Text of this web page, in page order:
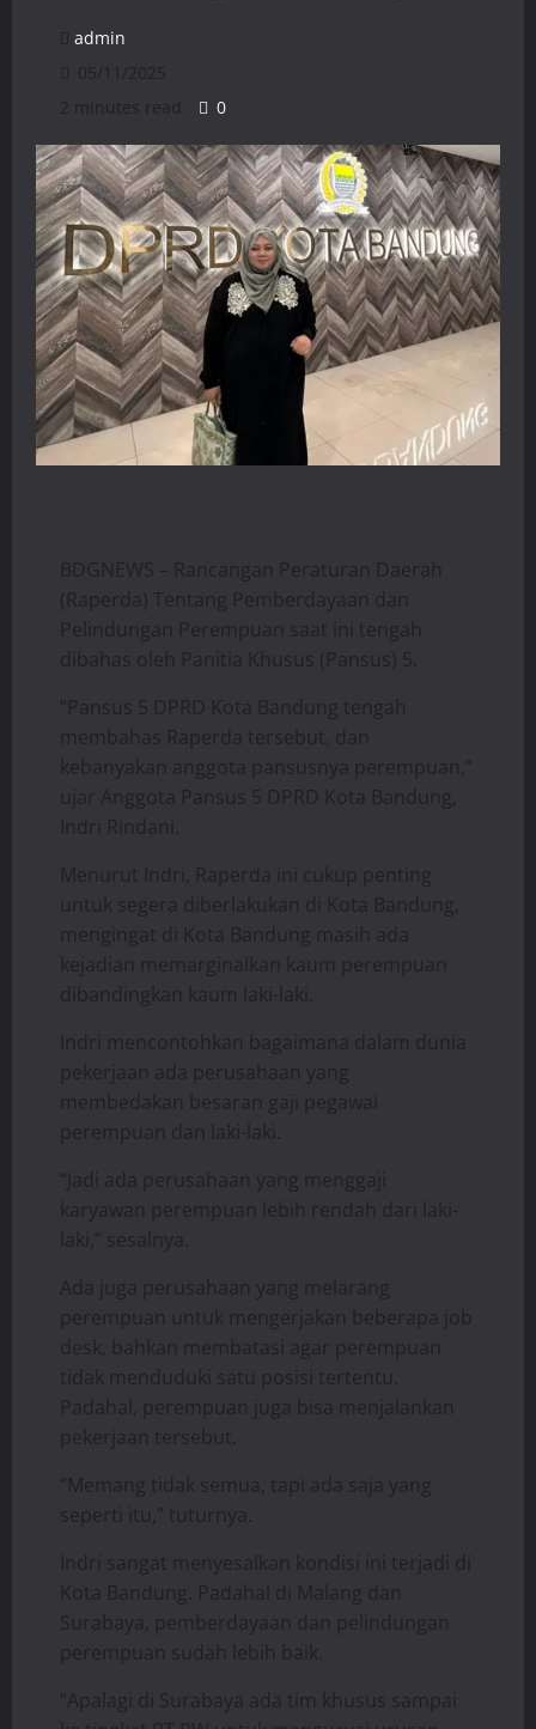
admin
05/11/2025
2 minutes read
0
BDGNEWS – Rancangan Peraturan Daerah
(Raperda) Tentang Pemberdayaan dan
Pelindungan Perempuan saat ini tengah
dibahas oleh Panitia Khusus (Pansus) 5.
“Pansus 5 DPRD Kota Bandung tengah
membahas Raperda tersebut, dan
kebanyakan anggota pansusnya perempuan,”
ujar Anggota Pansus 5 DPRD Kota Bandung,
Indri Rindani.
Menurut Indri, Raperda ini cukup penting
untuk segera diberlakukan di Kota Bandung,
mengingat di Kota Bandung masih ada
kejadian memarginalkan kaum perempuan
dibandingkan kaum laki-laki.
Indri mencontohkan bagaimana dalam dunia
pekerjaan ada perusahaan yang
membedakan besaran gaji pegawai
perempuan dan laki-laki.
“Jadi ada perusahaan yang menggaji
karyawan perempuan lebih rendah dari laki-
laki,” sesalnya.
Ada juga perusahaan yang melarang
perempuan untuk mengerjakan beberapa job
desk, bahkan membatasi agar perempuan
tidak menduduki satu posisi tertentu.
Padahal, perempuan juga bisa menjalankan
pekerjaan tersebut.
“Memang tidak semua, tapi ada saja yang
seperti itu,” tuturnya.
Indri sangat menyesalkan kondisi ini terjadi di
Kota Bandung. Padahal di Malang dan
Surabaya, pemberdayaan dan pelindungan
perempuan sudah lebih baik.
“Apalagi di Surabaya ada tim khusus sampai